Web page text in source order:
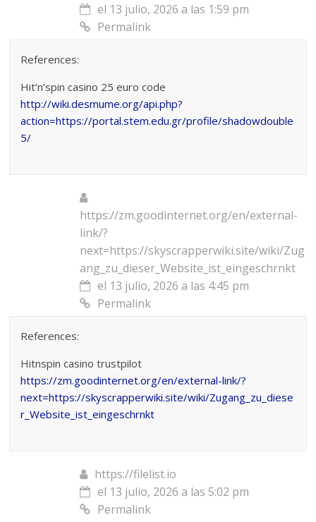
el 13 julio, 2026 a las 1:59 pm
Permalink
References:
Hit’n’spin casino 25 euro code
http://wiki.desmume.org/api.php?
action=https://portal.stem.edu.gr/profile/shadowdouble
5/
https://zm.goodinternet.org/en/external-
link/?
next=https://skyscrapperwiki.site/wiki/Zug
ang_zu_dieser_Website_ist_eingeschrnkt
el 13 julio, 2026 a las 4:45 pm
Permalink
References:
Hitnspin casino trustpilot
https://zm.goodinternet.org/en/external-link/?
next=https://skyscrapperwiki.site/wiki/Zugang_zu_diese
r_Website_ist_eingeschrnkt
https://filelist.io
el 13 julio, 2026 a las 5:02 pm
Permalink